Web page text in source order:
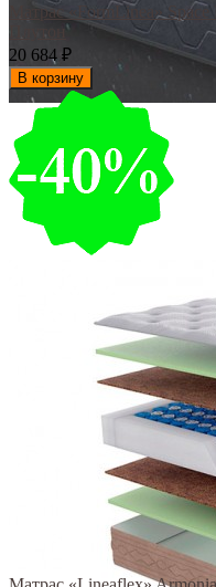
Матрас «FormLinea»
Плутон
20 684 ₽
В корзину